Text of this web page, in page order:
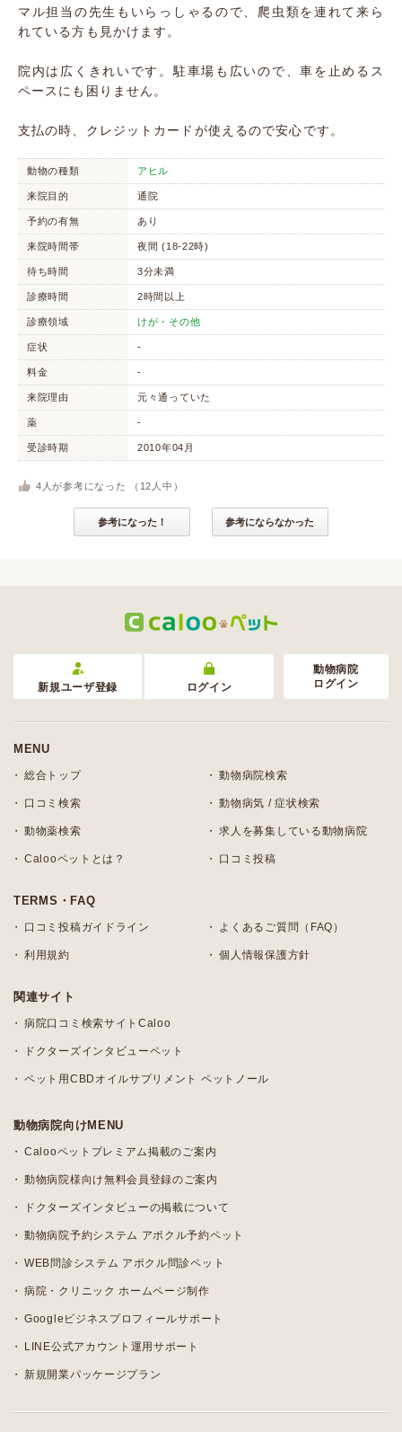
マル担当の先生もいらっしゃるので、爬虫類を連れて来ら
れている方も見かけます。
院内は広くきれいです。駐車場も広いので、車を止めるス
ペースにも困りません。
支払の時、クレジットカードが使えるので安心です。
動物の種類 アヒル
来院目的 通院
予約の有無 あり
来院時間帯 夜間 (18-22時)
待ち時間 3分未満
診療時間 2時間以上
診療領域 けが・その他
症状 -
料金 -
来院理由 元々通っていた
薬 -
受診時期 2010年04月
4 人が参考になった （ 12 人中）
参考になった！ 参考にならなかった
新規ユーザ登録 ログイン
動物病院
ログイン
MENU
総合トップ 動物病院検索
口コミ検索 動物病気 / 症状検索
動物薬検索 求人を募集している動物病院
Calooペットとは？ 口コミ投稿
TERMS・FAQ
口コミ投稿ガイドライン よくあるご質問（FAQ）
利用規約 個人情報保護方針
関連サイト
病院口コミ検索サイトCaloo
ドクターズインタビューペット
ペット用CBDオイルサプリメント ペットノール
動物病院向けMENU
Calooペットプレミアム掲載のご案内
動物病院様向け無料会員登録のご案内
ドクターズインタビューの掲載について
動物病院予約システム アポクル予約ペット
WEB問診システム アポクル問診ペット
病院・クリニック ホームページ制作
Googleビジネスプロフィールサポート
LINE公式アカウント運用サポート
新規開業パッケージプラン